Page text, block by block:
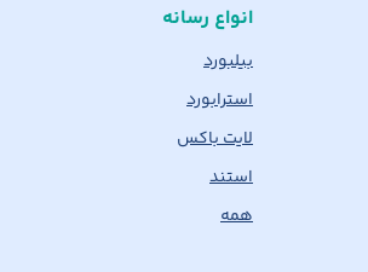
انواع رسانه
بیلبورد
استرابورد
لایت باکس
استند
همه